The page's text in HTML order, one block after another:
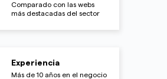
Comparado con las webs
más destacadas del sector
Experiencia
Más de 10 años en el negocio